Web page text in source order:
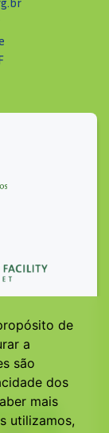
de
a
são
dos
mais
utilizamos,